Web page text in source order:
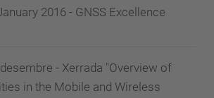
2016 - GNSS Excellence
- Xerrada "Overview of
in the Mobile and Wireless